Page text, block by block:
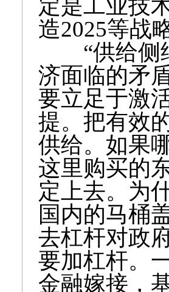
定是工业技
造2025等战
“供给侧结
济面临的矛
要立足于激
提。把有效
供给。如果
这里购买的
定上去。为
国内的马桶
去杠杆对政
要加杠杆。
金融嫁接，